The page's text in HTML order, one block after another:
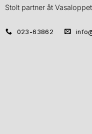
Stolt partner åt
023-63862